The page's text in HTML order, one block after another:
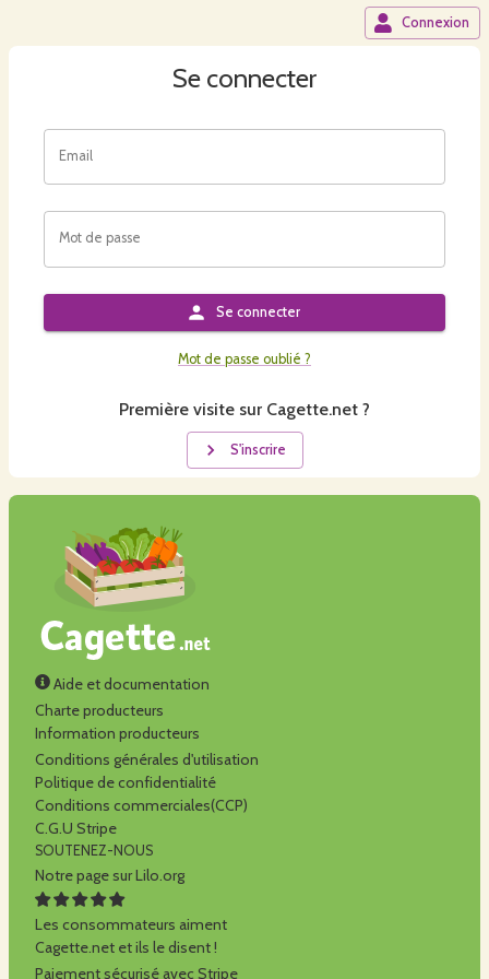
Connexion
Se connecter
Email
Mot de passe
Se connecter
Mot de passe oublié ?
Première visite sur Cagette.net ?
S'inscrire
Aide et documentation
Charte producteurs
Information producteurs
Conditions générales d'utilisation
Politique de confidentialité
Conditions commerciales(CCP)
C.G.U Stripe
SOUTENEZ-NOUS
Notre page sur Lilo.org
Les consommateurs aiment
Cagette.net et ils le disent !
Paiement sécurisé avec Stripe